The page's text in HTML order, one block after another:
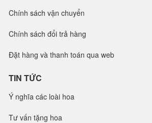
Chính sách vận chuyển
Chính sách đổi trả hàng
Đặt hàng và thanh toán qua web
TIN TỨC
Ý nghĩa các loài hoa
Tư vấn tặng hoa